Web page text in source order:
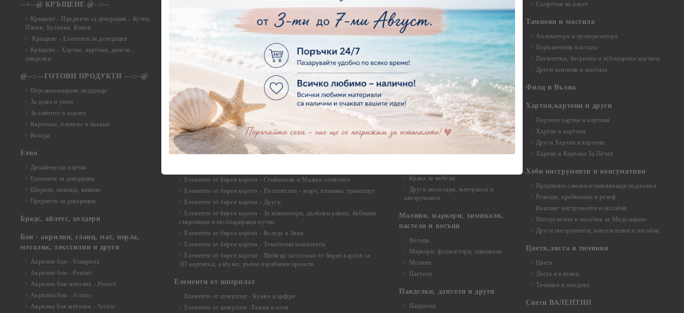
--<--@ КРЪЩЕНЕ @-->--
Кръщене - Предмети за декорация - Кутии,
Папки, Бутилки, Книги
Кръщене - Елементи за декорация
Кръщене - Хартии, картони, данели ,
панделки
@--:---ГОТОВИ ПРОДУКТИ ---:--@
Персанализирани подаръци
За дома и уюта
За книгите и хората
Картички, пликове и покани
Коледа
Етно
Дизайнерски хартии
Елементи за декорация
Ширити, шевици, канапи
Предмети за декорация
Брадс, айлетс, холдери
Бои - акрилни, гланц, мат, перла,
металик, текстилни и други
Акрилни бои - Stamperia
Акрилни бои - Pentart
Акрилни бои металик - Pentart
Акрилни бои - Artiste
Акрилна боя металик - Artiste
Елементи то хартия - Такове, табелки, етикети
Елементи от хартия - Многопластови елементи
Елементи от хартия - Готови композиции
Елементи от хартия - Микс елементи
Елементи от хартия - Коледа и Зима
Елементи от бирен картон
Елементи от бирен картон - Декоративни рамки
Елементи от бирен картон - Надписи на български
Елементи от бирен картон - Ъгли и орнаменти
Елементи от бирен картон - Сватба
Елементи от бирен картон - Училище, Дипломиране и Завършване
Елементи от бирен картон - Стиймпънк и Мъжки елементи
Елементи от бирен картон - Пътешестия - море, планина ,транспорт
Елементи от бирен картон - Други
Елементи от бирен картон - За миниатюри, дълбоки рамки, бебешки
съкровища и екслоадиращи кутии
Елементи от бирен картон - Коледа и Зима
Елементи от бирен картон - Тематични комплекти
Елементи от бирен картон - Шейкър заготовки от бирен картон за
3D картички, албуми, ръчно израбоени проекти
Елементи от шперплат
Елементи от шперплат - Букви и цифри
Елементи от шперплат -Рамки и ъгли
Магнити
Велкро
Силикон
Фото ъгли
Макраме Основи - до 6,00 см
Макраме Основи - 7,00 - 15,00 см
Макраме Основи - над 15,00 см
Макраме - Други материали
Мебелен обков и аксесоари
Дръжки
Крака за мебели
Други аксесоари, материали и
инструменти
Моливи, маркери, химикали,
пастели и восъци
Восъци
Маркери, флумастери, химикали
Моливи
Пастели
Панделки, дантели и други
Панделки
Салфетки на пакет
Тампони и мастила
Апликатори и пулверизатори
Перманентни мастила
Пигментни, багрилни и тебеширени мастила
Други тампони и мастила
Филц и Вълна
Хартии,картони и други
Перлени хартии и картони
Хартии и картони
Други Хартии и картони
Хартии и Картони За Печат
Хоби инструменти и консумативи
Предпазни самовъзстановяващи подложки
Режещи, пробиващи и релеф
Квилинг инструменти и пособия
Инструменти и пособия за Моделиране
Други инструменти, консумативи и пособия
Цветя,листа и тичинки
Цветя
Листа и клонки
Тичинки и плодове
Свети ВАЛЕНТИН